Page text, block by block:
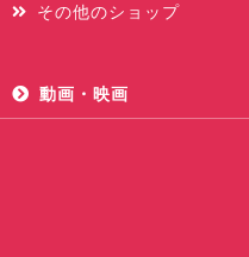
その他のショップ
動画・映画